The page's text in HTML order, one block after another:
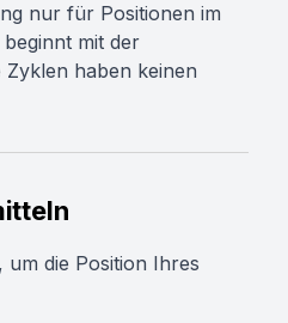
nur für Positionen im
mit der
haben keinen
um die Position Ihres